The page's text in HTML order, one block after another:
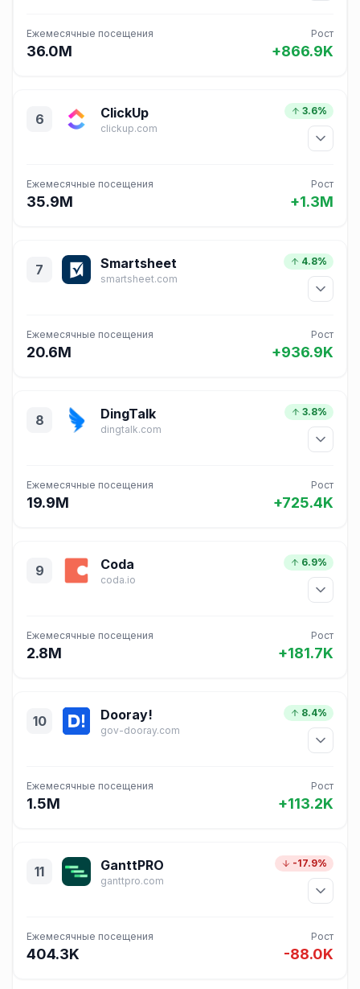
Ежемесячные посещения
36.0M
Рост
+866.9K
6 ClickUp
clickup.com
3.6%
Ежемесячные посещения
35.9M
Рост
+1.3M
7 Smartsheet
smartsheet.com
4.8%
Ежемесячные посещения
20.6M
Рост
+936.9K
8 DingTalk
dingtalk.com
3.8%
Ежемесячные посещения
19.9M
Рост
+725.4K
9 Coda
coda.io
6.9%
Ежемесячные посещения
2.8M
Рост
+181.7K
10 Dooray!
gov-dooray.com
8.4%
Ежемесячные посещения
1.5M
Рост
+113.2K
11 GanttPRO
ganttpro.com
-17.9%
Ежемесячные посещения
404.3K
Рост
-88.0K